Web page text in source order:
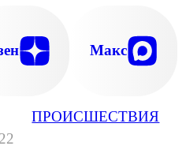
ПРОИСШЕСТВИЯ
Макс